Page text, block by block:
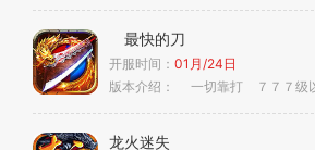
最快的刀
开服时间： 01月/24日
版本介绍：
一切靠打 ７７７级以上怪
龙火迷失